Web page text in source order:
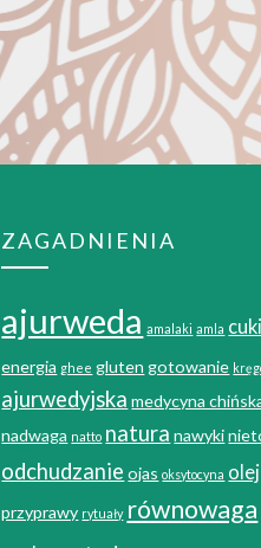
ZAGADNIENIA
ajurweda amalaki amla
energia ghee gluten gotowanie
ajurwedyjska medycyna
nadwaga natto natura nawyki
odchudzanie ojas oksytocyna olej
przyprawy rytuały równowaga